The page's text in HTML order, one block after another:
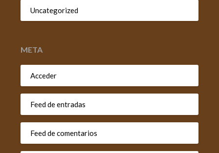
Uncategorized
META
Acceder
Feed de entradas
Feed de comentarios